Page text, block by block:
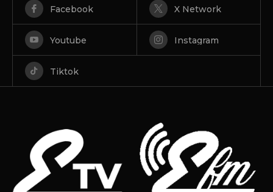
Facebook X Network
Youtube Instagram
Tiktok